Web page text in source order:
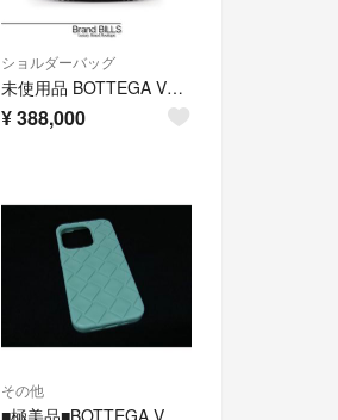
ショルダーバッグ
未使用品 BOTTEGA VENETA ボッテガヴェネタ ホーボー ワンショルダーバッグ 115653 レザー ブラック レディース
¥388,000
その他